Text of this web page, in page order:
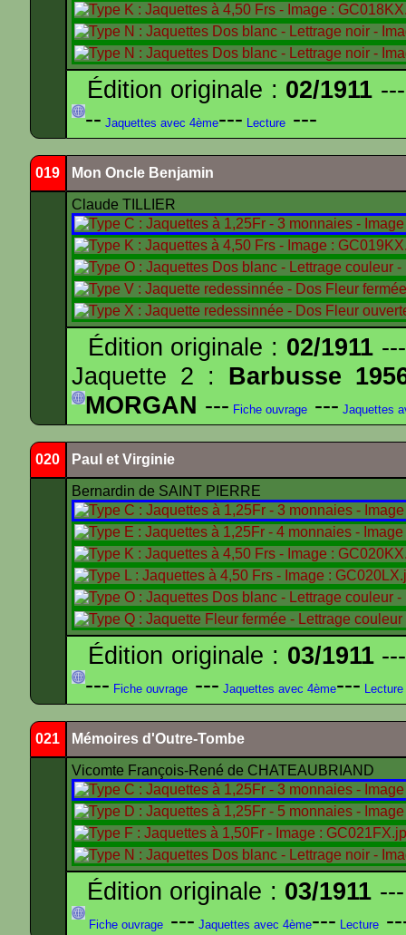
Édition originale : 02/1911
-- Jaquettes avec 4ème--- Lecture ---
019 Mon Oncle Benjamin
Claude TILLIER
Édition originale : 02/1911
Jaquette 2 : Barbusse
MORGAN --- Fiche ouvrage --- Jaquettes
020 Paul et Virginie
Bernardin de SAINT PIERRE
Édition originale : 03/1911
--- Fiche ouvrage --- Jaquettes avec 4ème--- Lecture
021 Mémoires d'Outre-Tombe
Vicomte François-René de CHATEAUBRIAND
Édition originale : 03/1911
Fiche ouvrage --- Jaquettes avec 4ème--- Lecture